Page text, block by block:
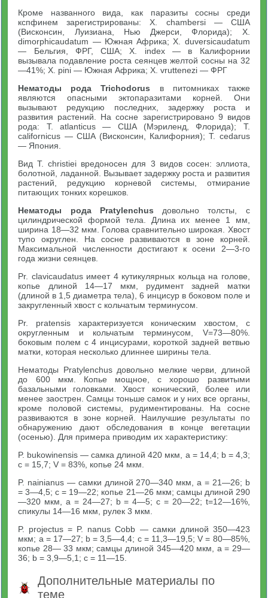
Кроме названного вида, как паразиты сосны среди
кспфинем зарегистрированы: X. chambersi — США
(Висконсин, Луизиана, Нью Джерси, Флорида); X.
dimorphicaudatum — Южная Африка; X. duversicaudatum
— Бельгия, ФРГ, США; X. index — в Калифорнии
вызывала подавление роста сеянцев желтой сосны на 32
—41%; X. pini — Южная Африка; X. vruttenezi — ФРГ
Нематоды родаTrichodorus в питомниках также
являются опасными эктопаразитами корней. Они
вызывают редукцию последних, задержку роста и
развития растений. На сосне зарегистрировано 9 видов
рода: Т. atlanticus — США (Мэриленд, Флорида); Т.
californicus — США (Висконсин, Калифорния); Т. cedarus
— Япония.
Вид Т. christiei вредоносен для 3 видов сосен: эллиота,
болотной, ладанной. Вызывает задержку роста и развития
растений, редукцию корневой системы, отмирание
питающих тонких корешков.
Нематоды рода Pratylenchus довольно толсты, с
цилиндрической формой тела. Длина их менее 1 мм,
ширина 18—32 мкм. Голова сравнительно широкая. Хвост
тупо округлен. На сосне развиваются в зоне корней.
Максимальной численности достигают к осени 2—3-го
года жизни сеянцев.
Pr. clavicaudatus имеет 4 кутикулярных кольца на голове,
копье длиной 14—17 мкм, рудимент задней матки
(длиной в 1,5 диаметра тела), 6 инцисур в боковом поле и
закругленный хвост с кольчатым терминусом.
Pr. pratensis характеризуется коническим хвостом, с
округленным и кольчатым терминусом, V=73—80%.
боковым полем с 4 инцисурами, короткой задней ветвью
матки, которая несколько длиннее ширины тела.
Нематоды Pratylenchus довольно мелкие черви, длиной
до 600 мкм. Копье мощное, с хорошо развитыми
базальными головками. Хвост конический, более или
менее заострен. Самцы тоньше самок и у них все органы,
кроме половой системы, рудиментированы. На сосне
развиваются в зоне корней. Наилучшие результаты по
обнаружению дают обследования в конце вегетации
(осенью). Для примера приводим их характеристику:
P. bukowinensis — самка длиной 420 мкм, а = 14,4; b = 4,3;
с = 15,7; V = 83%, копье 24 мкм.
P. nainianus — самки длиной 270—340 мкм, а = 21—26; b
= 3—4,5; c = 19—22; копье 21—26 мкм; самцы длиной 290
—320 мкм, а = 24—27; b = 4—5; c = 20—22; t=12—16%,
спикулы 14—16 мкм, рулек 3 мкм.
P. projectus = P. nanus Cobb — самки длиной 350—423
мкм; а = 17—27; b = 3,5—4,4; c = 11,3—19,5; V = 80—85%,
копье 28— 33 мкм; самцы длиной 345—420 мкм, а = 29—
36; b = 3,9—5,1; c = 11—15.
Дополнительные материалы по
теме